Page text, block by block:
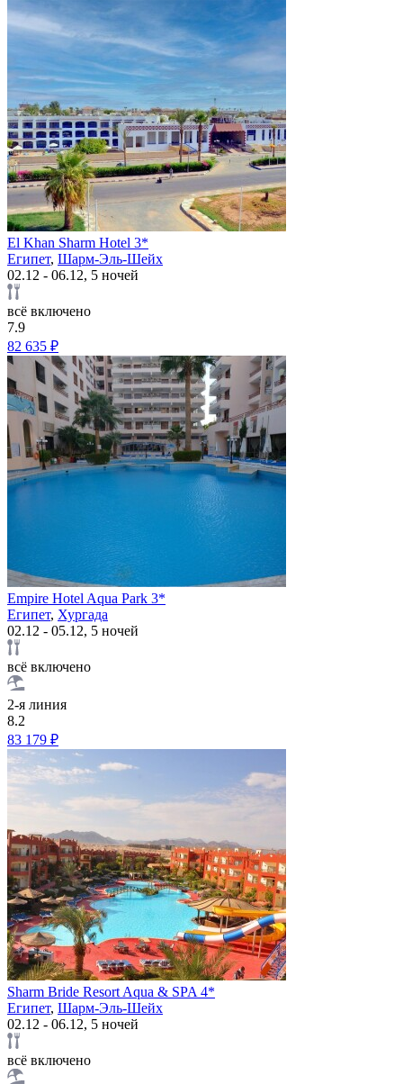
El Khan Sharm Hotel 3*
Египет, Шарм-Эль-Шейх
02.12 - 06.12, 5 ночей
всё включено
7.9
82 635 ₽
Empire Hotel Aqua Park 3*
Египет, Хургада
02.12 - 05.12, 5 ночей
всё включено
2-я линия
8.2
83 179 ₽
Sharm Bride Resort Aqua & SPA 4*
Египет, Шарм-Эль-Шейх
02.12 - 06.12, 5 ночей
всё включено